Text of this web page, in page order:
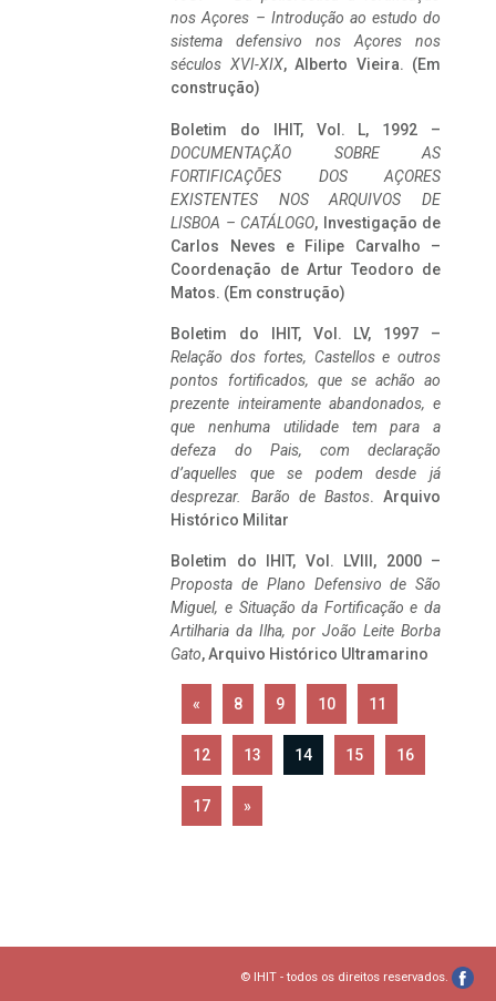
nos Açores – Introdução ao estudo do
sistema defensivo nos Açores nos
séculos XVI-XIX, Alberto Vieira. (Em
construção)
Boletim do IHIT, Vol. L, 1992 –
DOCUMENTAÇÃO SOBRE AS
FORTIFICAÇÕES DOS AÇORES
EXISTENTES NOS ARQUIVOS DE
LISBOA – CATÁLOGO, Investigação de
Carlos Neves e Filipe Carvalho –
Coordenação de Artur Teodoro de
Matos. (Em construção)
Boletim do IHIT, Vol. LV, 1997 –
Relação dos fortes, Castellos e outros
pontos fortificados, que se achão ao
prezente inteiramente abandonados, e
que nenhuma utilidade tem para a
defeza do Pais, com declaração
d’aquelles que se podem desde já
desprezar. Barão de Bastos. Arquivo
Histórico Militar
Boletim do IHIT, Vol. LVIII, 2000 –
Proposta de Plano Defensivo de São
Miguel, e Situação da Fortificação e da
Artilharia da Ilha, por João Leite Borba
Gato, Arquivo Histórico Ultramarino
« 8 9 10 11
12 13 14 15 16
17 »
© IHIT - todos os direitos reservados.